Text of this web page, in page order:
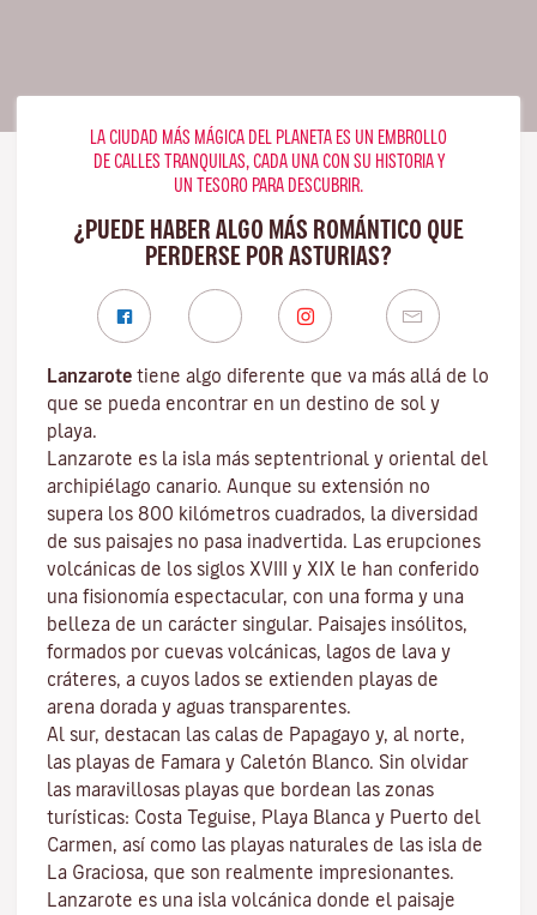
LA CIUDAD MÁS MÁGICA DEL PLANETA ES UN EMBROLLO
DE CALLES TRANQUILAS, CADA UNA CON SU HISTORIA Y
UN TESORO PARA DESCUBRIR.
¿PUEDE HABER ALGO MÁS ROMÁNTICO QUE
PERDERSE POR ASTURIAS?
Lanzarote tiene algo diferente que va más allá de lo
que se pueda encontrar en un destino de sol y
playa.
Lanzarote es la isla más septentrional y oriental del
archipiélago canario. Aunque su extensión no
supera los 800 kilómetros cuadrados, la diversidad
de sus paisajes no pasa inadvertida. Las erupciones
volcánicas de los siglos XVIII y XIX le han conferido
una fisionomía espectacular, con una forma y una
belleza de un carácter singular. Paisajes insólitos,
formados por cuevas volcánicas, lagos de lava y
cráteres, a cuyos lados se extienden playas de
arena dorada y aguas transparentes.
Al sur, destacan las calas de Papagayo y, al norte,
las playas de Famara y Caletón Blanco. Sin olvidar
las maravillosas playas que bordean las zonas
turísticas: Costa Teguise, Playa Blanca y Puerto del
Carmen, así como las playas naturales de las isla de
La Graciosa, que son realmente impresionantes.
Lanzarote es una isla volcánica donde el paisaje